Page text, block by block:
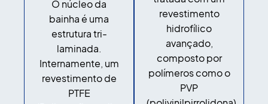
O núcleo da
bainha é uma
estrutura tri-
laminada.
Internamente, um
revestimento de
PTFE
revestimento
hidrofílico
avançado,
composto por
polímeros como o
PVP